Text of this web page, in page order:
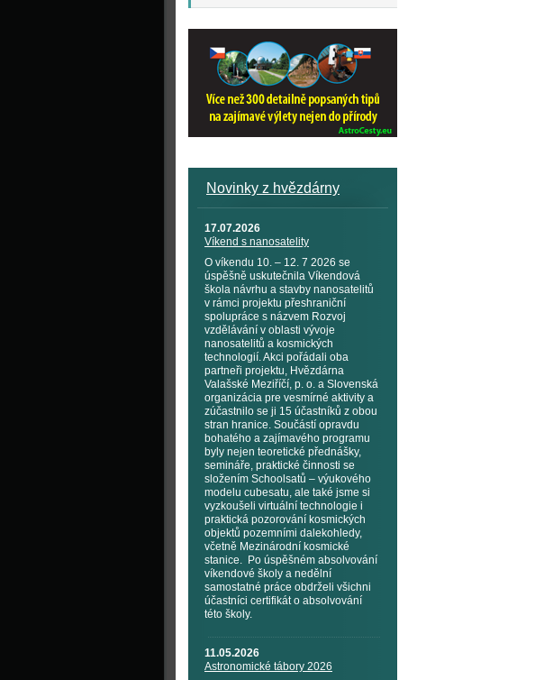
Novinky z hvězdárny
17.07.2026
Víkend s nanosatelity
O víkendu 10. – 12. 7 2026 se
úspěšně uskutečnila Víkendová
škola návrhu a stavby nanosatelitů
v rámci projektu přeshraniční
spolupráce s názvem Rozvoj
vzdělávání v oblasti vývoje
nanosatelitů a kosmických
technologií. Akci pořádali oba
partneři projektu, Hvězdárna
Valašské Meziříčí, p. o. a Slovenská
organizácia pre vesmírné aktivity a
zúčastnilo se ji 15 účastníků z obou
stran hranice. Součástí opravdu
bohatého a zajímavého programu
byly nejen teoretické přednášky,
semináře, praktické činnosti se
složením Schoolsatů – výukového
modelu cubesatu, ale také jsme si
vyzkoušeli virtuální technologie i
praktická pozorování kosmických
objektů pozemními dalekohledy,
včetně Mezinárodní kosmické
stanice. Po úspěšném absolvování
víkendové školy a nedělní
samostatné práce obdrželi všichni
účastníci certifikát o absolvování
této školy.
11.05.2026
Astronomické tábory 2026